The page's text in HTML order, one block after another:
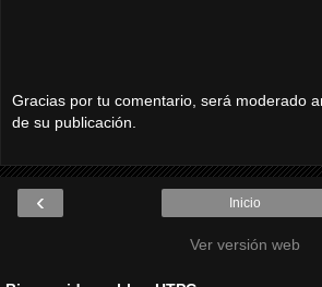
Gracias por tu comentario, será moderado
de su publicación.
‹ Inicio
Ver versión web